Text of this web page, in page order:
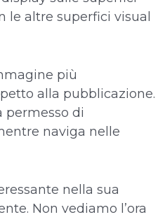
le altre superfici visual
più
alla pubblicazione.
permesso di
naviga nelle
nella sua
Non vediamo l’ora